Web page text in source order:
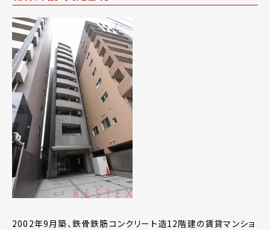
2002年9月築、鉄骨鉄筋コンクリート造12階建の賃貸マンショ